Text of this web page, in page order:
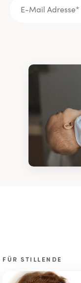
FÜR STILLENDE